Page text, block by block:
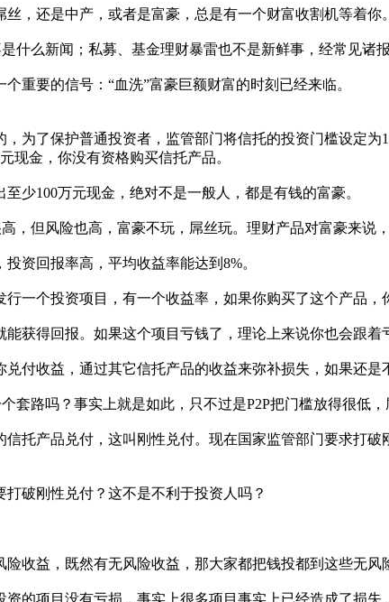
，还是中产，或者是富豪，总是有一个财富收割机等着你
什么新闻；私募、基金理财暴雷也不是新鲜事，经常见诸
重要的信号：“血洗”富豪巨额财富的时刻已经来临。
为了保护普通投资者，监管部门将信托的投资门槛设定为
现金，你没有资格购买信托产品。
少100万元现金，绝对不是一般人，都是有钱的富豪。
，但风险也高，富豪不玩，屌丝玩。理财产品对富豪来说
资回报率高，平均收益率能达到8%。
一个投资项目，有一个收益率，如果你购买了这个产品
获得回报。如果这个项目亏钱了，理论上来说你也会跟着
付收益，通过其它信托产品的收益来弥补损失，如果还
套路吗？事实上就是如此，只不过是P2P把门槛放得很低
信托产品兑付，这叫刚性兑付。现在国家监管部门要求打
破刚性兑付？这不是不利于投资人吗？
收益，既然有无风险收益，那大家都把钱投都到这些无
的项目没有亏损，事实上很多项目事实上已经造成了损